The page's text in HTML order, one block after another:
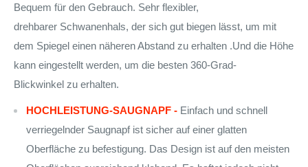
Bequem für den Gebrauch. Sehr flexibler,
drehbarer Schwanenhals, der sich gut biegen lässt, um mit
dem Spiegel einen näheren Abstand zu erhalten .Und die Höhe
kann eingestellt werden, um die besten 360-Grad-
Blickwinkel zu erhalten.
HOCHLEISTUNG-SAUGNAPF - Einfach und schnell
verriegelnder Saugnapf ist sicher auf einer glatten
Oberfläche zu befestigung. Das Design ist auf den meisten